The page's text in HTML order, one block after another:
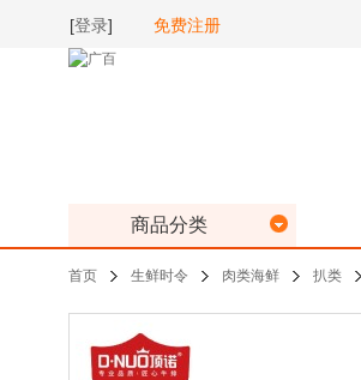
[登录] 免费注册
商品分类
首页 生鲜时令 肉类海鲜 扒类